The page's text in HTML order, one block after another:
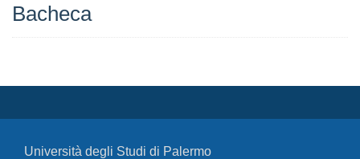
Bacheca
Università degli Studi di Palermo